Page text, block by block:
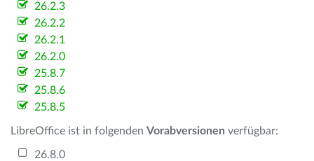
26.2.3
26.2.2
26.2.1
26.2.0
25.8.7
25.8.6
25.8.5
LibreOffice ist in folgenden Vorabversionen verfügbar:
26.8.0